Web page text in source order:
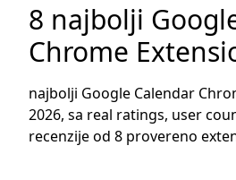
8 najbolji
Chrome
najbolji Google Calendar
2026, sa real ratings, user
recenzije od 8 provereno